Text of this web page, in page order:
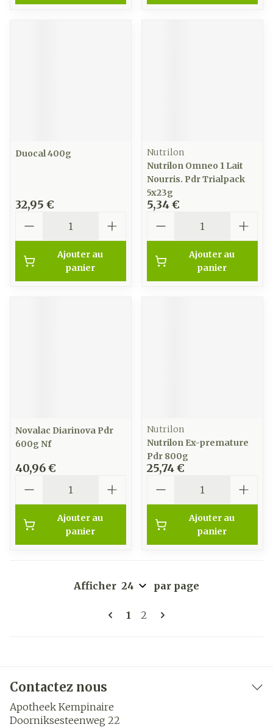
Duocal 400g
32,95 €
Ajouter au
panier
Nutrilon
Nutrilon Omneo 1 Lait
Nourris. Pdr Trialpack
5x23g
5,34 €
Ajouter au
panier
Novalac Diarinova Pdr
600g Nf
40,96 €
Ajouter au
panier
Nutrilon
Nutrilon Ex-premature
Pdr 800g
25,74 €
Ajouter au
panier
Pages
Vous lisez actuellement la
1 Page
2
Afficher par page
Contactez nous
Apotheek Kempinaire
Doorniksesteenweg 22